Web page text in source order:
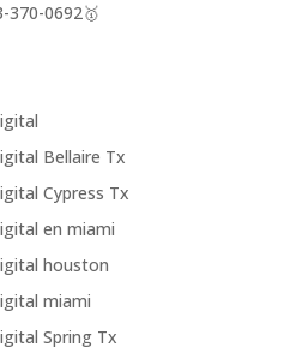
370-0692🥇
Bellaire Tx
Cypress Tx
en miami
houston
miami
Spring Tx